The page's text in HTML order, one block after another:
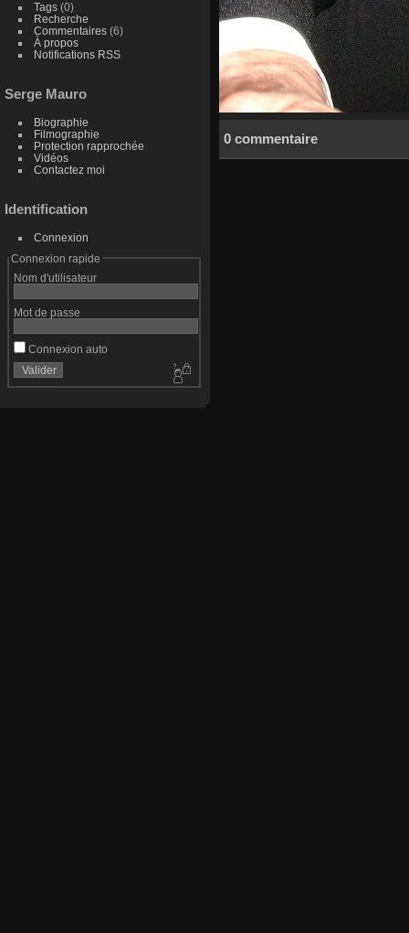
Tags(0)
Recherche
Commentaires(6)
À propos
Notifications RSS
Serge Mauro
Biographie
Filmographie
Protection rapprochée
Vidéos
Contactez moi
Identification
Connexion
Connexion rapide
Nom d'utilisateur
Mot de passe
Connexion auto
0 commentaire